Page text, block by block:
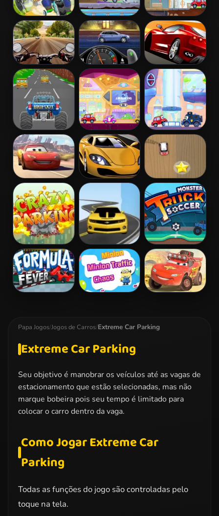
Madmen Racing Wheely 4 -
Time Travel
Wheely 5 -
Armageddon
Highway Rider
Extreme
StreetRace
Fury
Chase Racing
Cars
Turbotastic Wheely 6:
Fairytale
Wheely 7:
Detective
Lightnings Off
Road Training Booster
Mini Race Rush
Crazy Parking Road Racer Monster Truck
Soccer
Papa Jogos/Jogos de Carros/Extreme Car Parking
Extreme Car Parking
Seu objetivo é manobrar os veículos até as vagas de
estacionamento que estão selecionadas, mas não
marque bobeira pois seu tempo é limitado para
colocar o carro dentro da vaga.
Como Jogar Extreme Car
Parking
Todas as funções do jogo são controladas pelo
toque na tela.